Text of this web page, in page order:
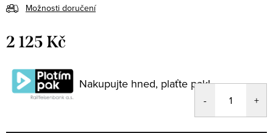
Možnosti doručení
2 125 Kč
cena:
Nakupujte hned, plaťte pak!